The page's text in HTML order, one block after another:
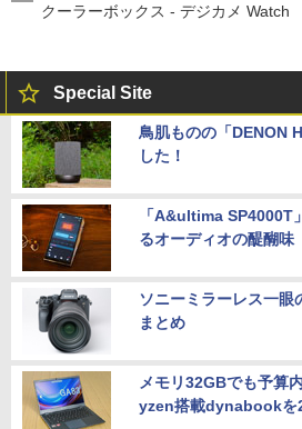
クーラーボックス - デジカメ Watch
Special Site
鳥肌ものの「DENON
した！
「A&ultima SP4000T
るオーディオの醍醐味
ソニーミラーレス一眼
まとめ
メモリ32GBでも予算
yzen搭載dynabookを